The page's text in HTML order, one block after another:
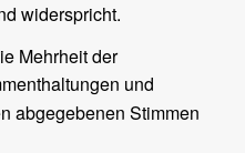
widerspricht.
Mehrheit der
und
abgegebenen Stimmen